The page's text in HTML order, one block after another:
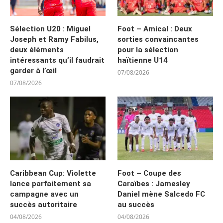
Sélection U20 : Miguel
Joseph et Ramy Fabilus,
deux éléments
intéressants qu’il faudrait
garder à l’œil
07/08/2026
Foot – Amical : Deux
sorties convaincantes
pour la sélection
haïtienne U14
07/08/2026
Caribbean Cup: Violette
lance parfaitement sa
campagne avec un
succès autoritaire
04/08/2026
Foot – Coupe des
Caraïbes : Jamesley
Daniel mène Salcedo FC
au succès
04/08/2026